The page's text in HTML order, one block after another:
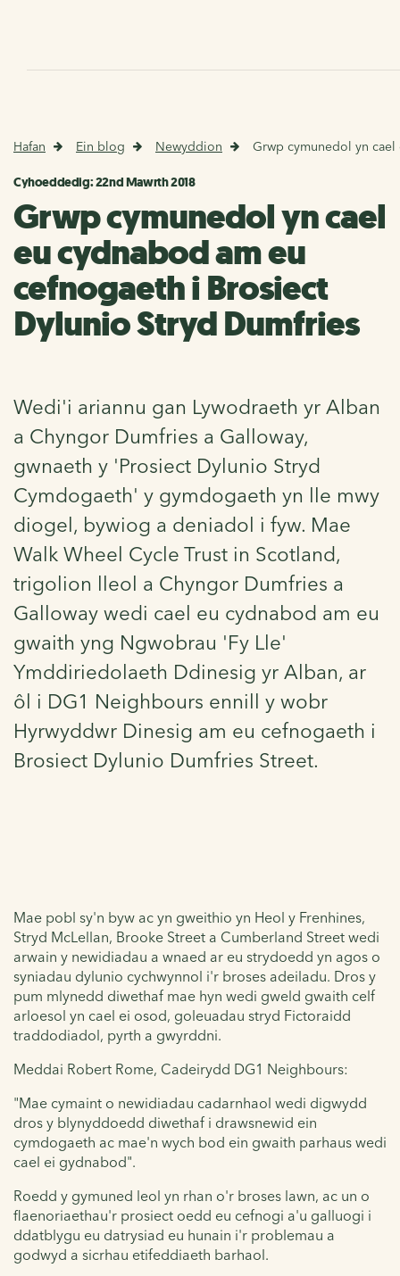
Hafan Ein blog Newyddion Grwp cymunedol yn
Cyhoeddedig: 22nd Mawrth 2018
Grwp cymunedol yn cael
eu cydnabod am eu
cefnogaeth i Brosiect
Dylunio Stryd Dumfries
Wedi'i ariannu gan Lywodraeth yr Alban
a Chyngor Dumfries a Galloway,
gwnaeth y 'Prosiect Dylunio Stryd
Cymdogaeth' y gymdogaeth yn lle mwy
diogel, bywiog a deniadol i fyw. Mae
Walk Wheel Cycle Trust in Scotland,
trigolion lleol a Chyngor Dumfries a
Galloway wedi cael eu cydnabod am eu
gwaith yng Ngwobrau 'Fy Lle'
Ymddiriedolaeth Ddinesig yr Alban, ar
ôl i DG1 Neighbours ennill y wobr
Hyrwyddwr Dinesig am eu cefnogaeth i
Brosiect Dylunio Dumfries Street.
Mae pobl sy'n byw ac yn gweithio yn Heol y Frenhines,
Stryd McLellan, Brooke Street a Cumberland Street wedi
arwain y newidiadau a wnaed ar eu strydoedd yn agos o
syniadau dylunio cychwynnol i'r broses adeiladu. Dros y
pum mlynedd diwethaf mae hyn wedi gweld gwaith celf
arloesol yn cael ei osod, goleuadau stryd Fictoraidd
traddodiadol, pyrth a gwyrddni.
Meddai Robert Rome, Cadeirydd DG1 Neighbours:
"Mae cymaint o newidiadau cadarnhaol wedi digwydd
dros y blynyddoedd diwethaf i drawsnewid ein
cymdogaeth ac mae'n wych bod ein gwaith parhaus wedi
cael ei gydnabod".
Roedd y gymuned leol yn rhan o'r broses lawn, ac un o
flaenoriaethau'r prosiect oedd eu cefnogi a'u galluogi i
ddatblygu eu datrysiad eu hunain i'r problemau a
godwyd a sicrhau etifeddiaeth barhaol.